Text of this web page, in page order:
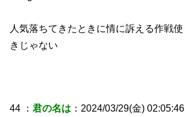
人気落ちてきたときに情に訴える作戦
きじゃない
44 ：君の名は ：2024/03/29(金)